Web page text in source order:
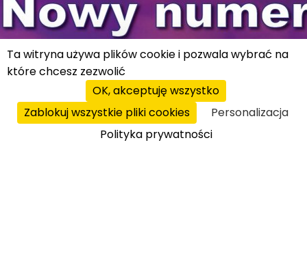
Kontakt
Polityka cookies
© 2026 PROFIT system sp. z o.o. All rights reserved.
Ta witryna używa plików cookie i pozwala wybrać na
które chcesz zezwolić
OK, akceptuję wszystko
Zablokuj wszystkie pliki cookies
Personalizacja
Polityka prywatności